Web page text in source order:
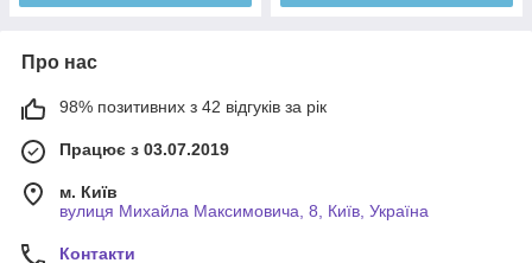
Про нас
98% позитивних з 42 відгуків за рік
Працює з 03.07.2019
м. Київ
вулиця Михайла Максимовича, 8, Київ, Україна
Контакти